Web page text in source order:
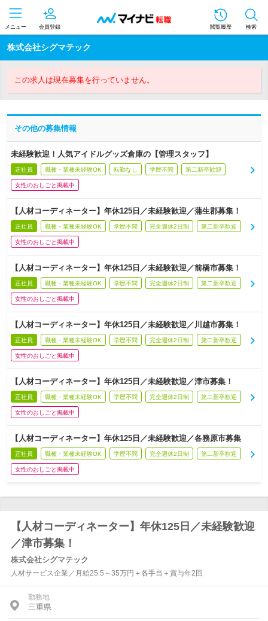
メニュー 会員登録 閲覧履歴 検索
株式会社シグマテック
この求人は現在募集を行っていません。
その他の募集情報
未経験歓迎！人気アイドルグッズ倉庫の【管理スタッフ】
正社員 職種・業種未経験OK 転勤なし 学歴不問 第二新卒歓迎
女性のおしごと掲載中
【人材コーディネーター】年休125日／未経験歓迎／蒲生郡募集！
正社員 職種・業種未経験OK 学歴不問 完全週休2日制 第二新卒歓迎
女性のおしごと掲載中
【人材コーディネーター】年休125日／未経験歓迎／前橋市募集！
正社員 職種・業種未経験OK 学歴不問 完全週休2日制 第二新卒歓迎
女性のおしごと掲載中
【人材コーディネーター】年休125日／未経験歓迎／川越市募集！
正社員 職種・業種未経験OK 学歴不問 完全週休2日制 第二新卒歓迎
女性のおしごと掲載中
【人材コーディネーター】年休125日／未経験歓迎／津市募集！
正社員 職種・業種未経験OK 学歴不問 完全週休2日制 第二新卒歓迎
女性のおしごと掲載中
【人材コーディネーター】年休125日／未経験歓迎／各務原市募集
正社員 職種・業種未経験OK 学歴不問 完全週休2日制 第二新卒歓迎
女性のおしごと掲載中
【人材コーディネーター】年休125日／未経験歓迎
／津市募集！
株式会社シグマテック
人材サービス企業／月給25.5～35万円＋各手当＋賞与年2回
勤務地
三重県